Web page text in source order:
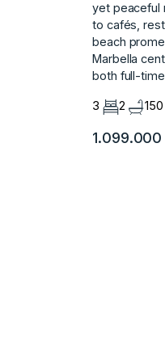
yet peaceful
to cafés,
beach
Marbella
both full-
3 2
1.099.000